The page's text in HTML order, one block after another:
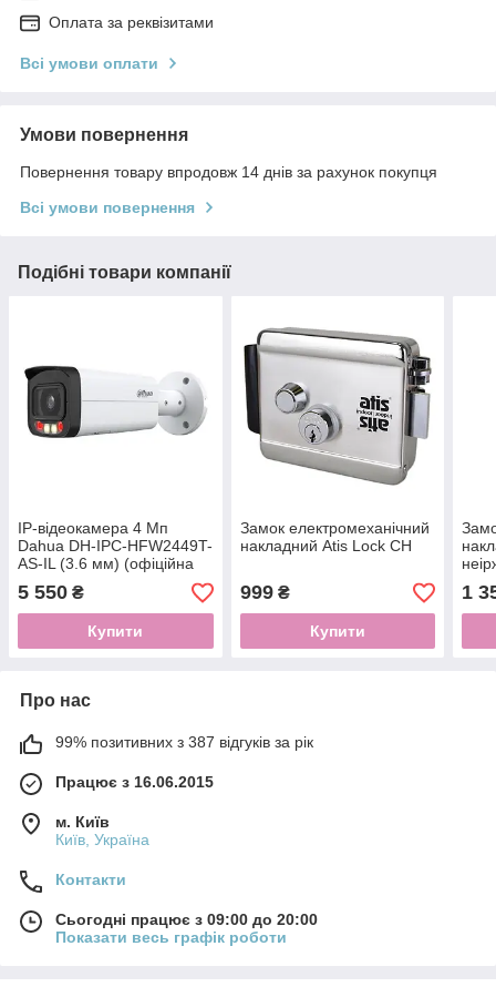
Оплата за реквізитами
Всі умови оплати
Умови повернення
Повернення товару впродовж 14 днів за рахунок покупця
Всі умови повернення
Подібні товари компанії
IP-відеокамера 4 Мп
Dahua DH-IPC-HFW2449T-
AS-IL (3.6 мм) (офіційна
для України)
5 550 ₴
Купити
Замок електромеханічний
накладний Atis Lock CH
999₴
Купити
1
Про нас
99% позитивних з 387 відгуків за рік
Працює з 16.06.2015
м. Київ
Київ, Україна
Контакти
Сьогодні працює з 09:00 до 20:00
Показати весь графік роботи